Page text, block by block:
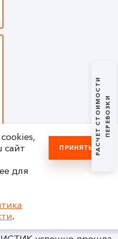
РАСЧЕТ СТОИМОСТИПЕРЕВОЗКИ
(СОУТ)
сайт
для
.
ПРИНЯТЬ